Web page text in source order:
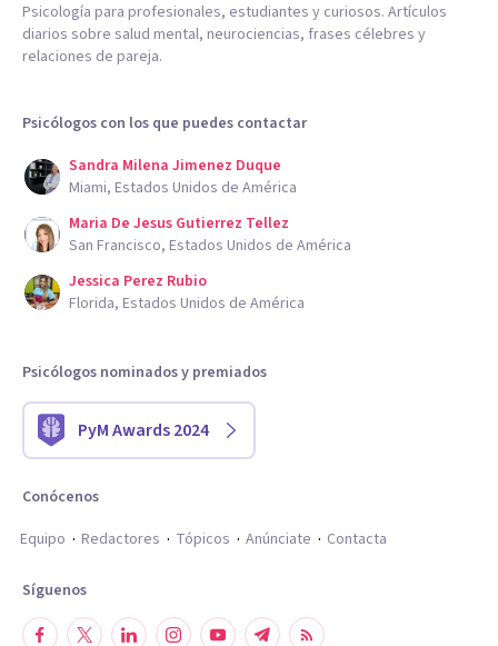
Psicología para profesionales, estudiantes y curiosos. Artículos
diarios sobre salud mental, neurociencias, frases célebres y
relaciones de pareja.
Psicólogos con los que puedes contactar
Sandra Milena Jimenez Duque
Miami, Estados Unidos de América
Maria De Jesus Gutierrez Tellez
San Francisco, Estados Unidos de América
Jessica Perez Rubio
Florida, Estados Unidos de América
Psicólogos nominados y premiados
PyM Awards 2024
Conócenos
Equipo
Redactores Tópicos Anúnciate Contacta
Síguenos